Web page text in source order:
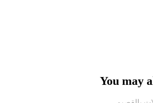
You may